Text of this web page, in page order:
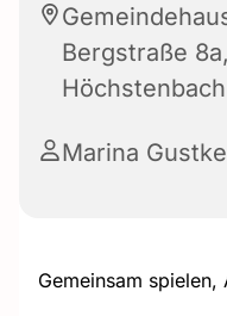
Bergstraße
Höchstenbach
Marina
Gemeinsam